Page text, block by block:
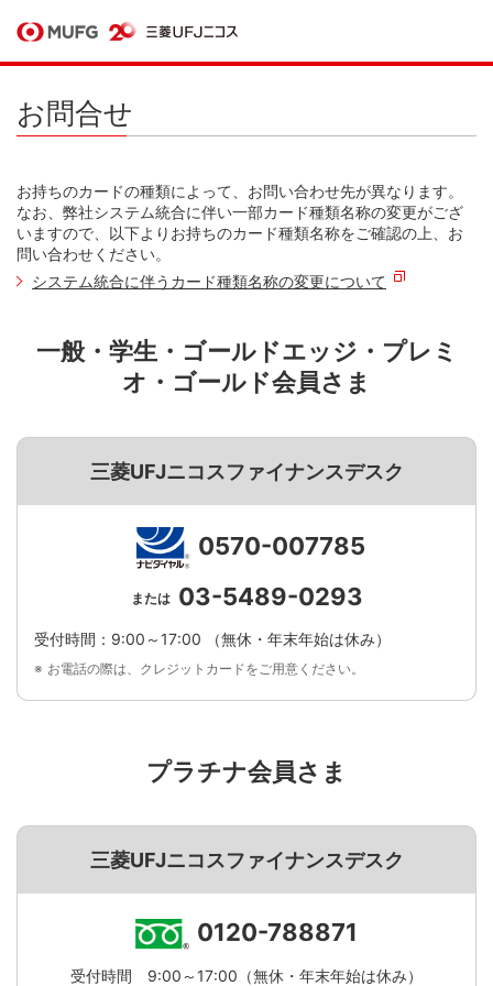
お問合せ
お持ちのカードの種類によって、お問い合わせ先が異なります。
なお、弊社システム統合に伴い一部カード種類名称の変更がござ
いますので、以下よりお持ちのカード種類名称をご確認の上、お
問い合わせください。
システム統合に伴うカード種類名称の変更について
一般・学生・ゴールドエッジ・プレミ
オ・ゴールド会員さま
三菱UFJニコスファイナンスデスク
0570-007785
または 03-5489-0293
受付時間：9:00～17:00 （無休・年末年始は休み）
お電話の際は、クレジットカードをご用意ください。
プラチナ会員さま
三菱UFJニコスファイナンスデスク
0120-788871
受付時間 9:00～17:00（無休・年末年始は休み）